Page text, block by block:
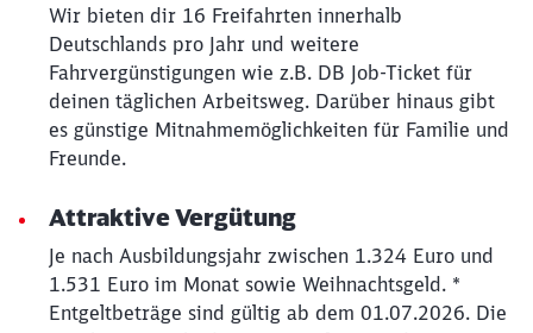
Wir bieten dir 16 Freifahrten innerhalb
Deutschlands pro Jahr und weitere
Fahrvergünstigungen wie z.B. DB Job-Ticket für
deinen täglichen Arbeitsweg. Darüber hinaus gibt
es günstige Mitnahmemöglichkeiten für Familie und
Freunde.
Attraktive Vergütung
Je nach Ausbildungsjahr zwischen 1.324 Euro und
1.531 Euro im Monat sowie Weihnachtsgeld. *
Entgeltbeträge sind gültig ab dem 01.07.2026. Die
Schließen
Möchten Sie zuweitergeleitet
werden?